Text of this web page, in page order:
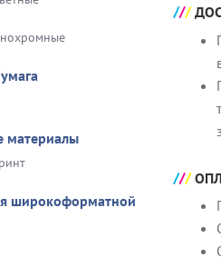
материалы
широкоформатной